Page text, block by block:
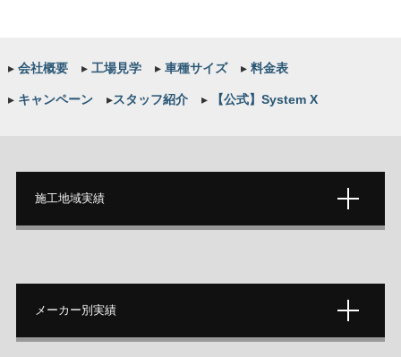
▸会社概要 ▸工場見学 ▸車種サイズ ▸料金表
▸キャンペーン ▸スタッフ紹介 ▸【公式】System X
施工地域実績
メーカー別実績